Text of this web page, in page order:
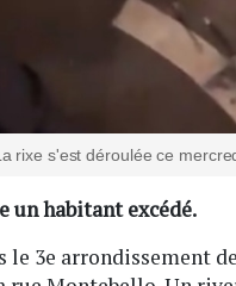
rixe s'est déroulée ce
un habitant excédé.
3e arrondissement